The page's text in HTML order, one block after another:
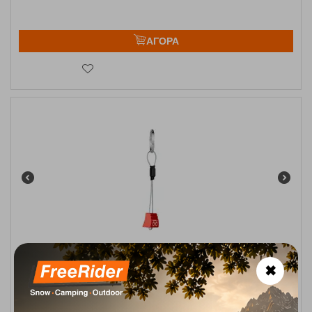
ΑΓΟΡΑ
Καρυδάκι Μπρελόκ Κλειδιών Keyholder Red Y&Y
Κωδικός:
FRE-18639
διαθέσιμο
5,90 €
✖